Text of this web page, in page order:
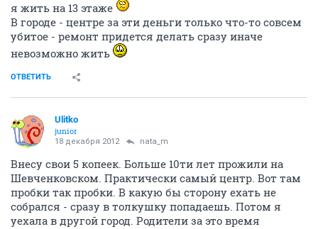
я жить на 13 этаже
В городе - центре за эти деньги только что-то совсем
убитое - ремонт придется делать сразу иначе
невозможно жить
ОТВЕТИТЬ
Ulitko
junior
18 декабря 2012 nata_m
Внесу свои 5 копеек. Больше 10ти лет прожили на
Шевченковском. Практически самый центр. Вот там
пробки так пробки. В какую бы сторону ехать не
собрался - сразу в толкушку попадаешь. Потом я
уехала в другой город. Родители за это время